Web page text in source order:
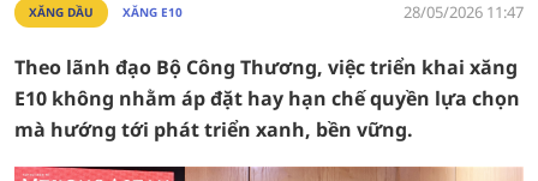
XĂNG DẦU XĂNG E10 28/05/2026 11:47
Theo lãnh đạo Bộ Công Thương, việc triển khai xăng
E10 không nhằm áp đặt hay hạn chế quyền lựa chọn
mà hướng tới phát triển xanh, bền vững.